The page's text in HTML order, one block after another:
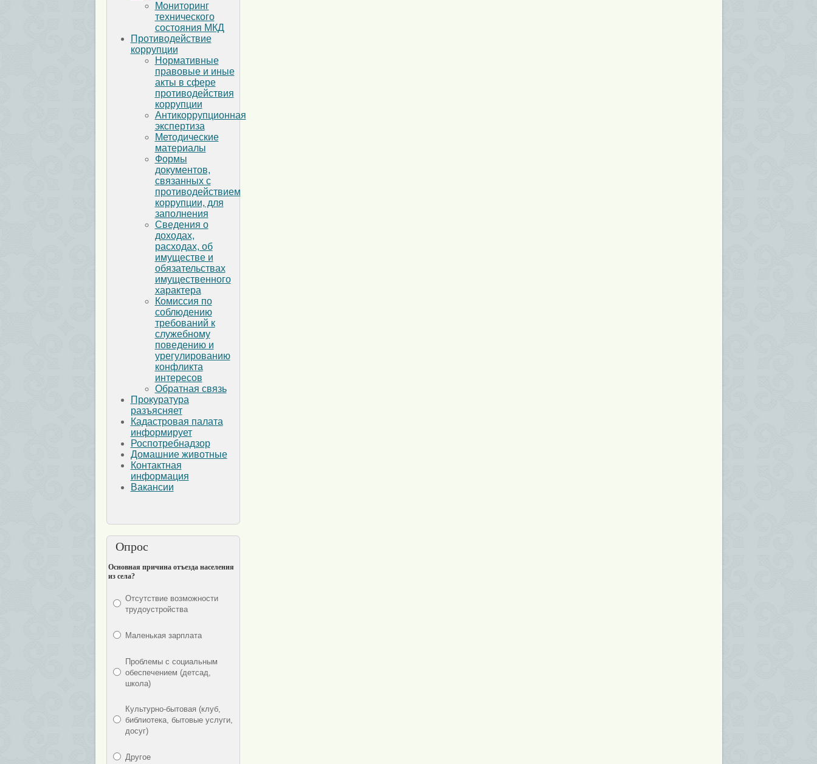
Мониторинг
технического
состояния МКД
Противодействие
коррупции
Нормативные
правовые и иные
акты в сфере
противодействия
коррупции
Антикоррупционная
экспертиза
Методические
материалы
Формы
документов,
связанных с
противодействием
коррупции, для
заполнения
Сведения о
доходах,
расходах, об
имуществе и
обязательствах
имущественного
характера
Комиссия по
соблюдению
требований к
служебному
поведению и
урегулированию
конфликта
интересов
Обратная связь
Прокуратура
разъясняет
Кадастровая палата
информирует
Роспотребнадзор
Домашние животные
Контактная
информация
Вакансии
Опрос
Основная причина отъезда населения
из села?
Отсутствие возможности
трудоустройства
Маленькая зарплата
Проблемы с социальным
обеспечением (детсад,
школа)
Культурно-бытовая (клуб,
библиотека, бытовые услуги,
досуг)
Другое